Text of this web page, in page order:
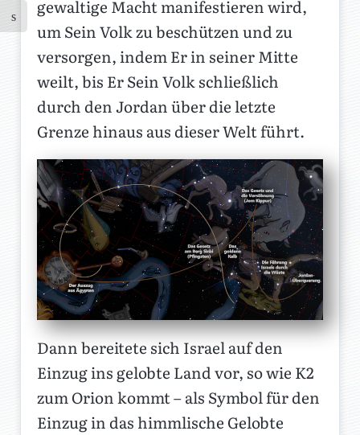
gewaltige Macht manifestieren wird,
um Sein Volk zu beschützen und zu
versorgen, indem Er in seiner Mitte
weilt, bis Er Sein Volk schließlich
durch den Jordan über die letzte
Grenze hinaus aus dieser Welt führt.
Dann bereitete sich Israel auf den
Einzug ins gelobte Land vor, so wie K2
zum Orion kommt – als Symbol für den
Einzug in das himmlische Gelobte